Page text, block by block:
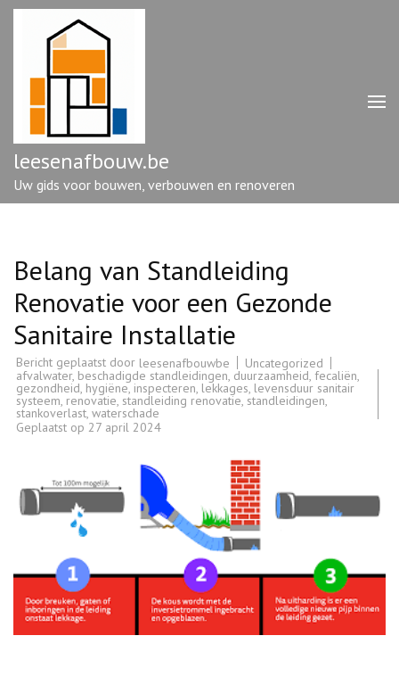
Ga
enter)
leesenafbouw.be
Uw gids voor bouwen, verbouwen en renoveren
Belang van Standleiding
Renovatie voor een Gezonde
Sanitaire Installatie
Bericht geplaatst door leesenafbouwbe
Uncategorized
afvalwater, beschadigde standleidingen, duurzaamheid, fecaliën,
gezondheid, hygiëne, inspecteren, lekkages, levensduur sanitair
systeem, renovatie, standleiding renovatie, standleidingen,
stankoverlast, waterschade
Geplaatst op 27 april 2024